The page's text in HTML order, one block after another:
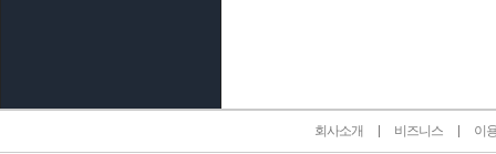
회사소개 비즈니스 이